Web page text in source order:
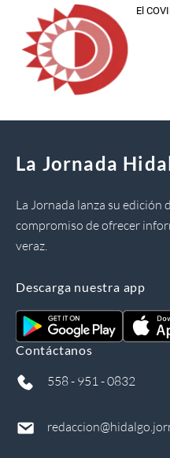
El
La Jornada
La Jornada lanza su edición
compromiso de ofrecer
veraz.
Descarga nuestra app
Contáctanos
558 - 951 - 0832